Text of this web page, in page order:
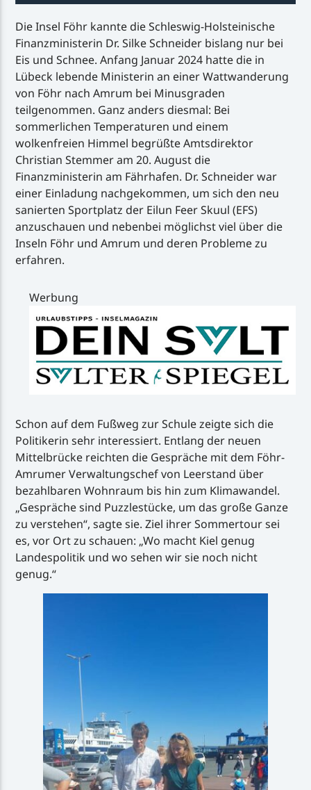
Die Insel Föhr kannte die Schleswig-Holsteinische
Finanzministerin Dr. Silke Schneider bislang nur bei
Eis und Schnee. Anfang Januar 2024 hatte die in
Lübeck lebende Ministerin an einer Wattwanderung
von Föhr nach Amrum bei Minusgraden
teilgenommen. Ganz anders diesmal: Bei
sommerlichen Temperaturen und einem
wolkenfreien Himmel begrüßte Amtsdirektor
Christian Stemmer am 20. August die
Finanzministerin am Fährhafen. Dr. Schneider war
einer Einladung nachgekommen, um sich den neu
sanierten Sportplatz der Eilun Feer Skuul (EFS)
anzuschauen und nebenbei möglichst viel über die
Inseln Föhr und Amrum und deren Probleme zu
erfahren.
Werbung
Schon auf dem Fußweg zur Schule zeigte sich die
Politikerin sehr interessiert. Entlang der neuen
Mittelbrücke reichten die Gespräche mit dem Föhr-
Amrumer Verwaltungschef von Leerstand über
bezahlbaren Wohnraum bis hin zum Klimawandel.
„Gespräche sind Puzzlestücke, um das große Ganze
zu verstehen“, sagte sie. Ziel ihrer Sommertour sei
es, vor Ort zu schauen: „Wo macht Kiel genug
Landespolitik und wo sehen wir sie noch nicht
genug.“